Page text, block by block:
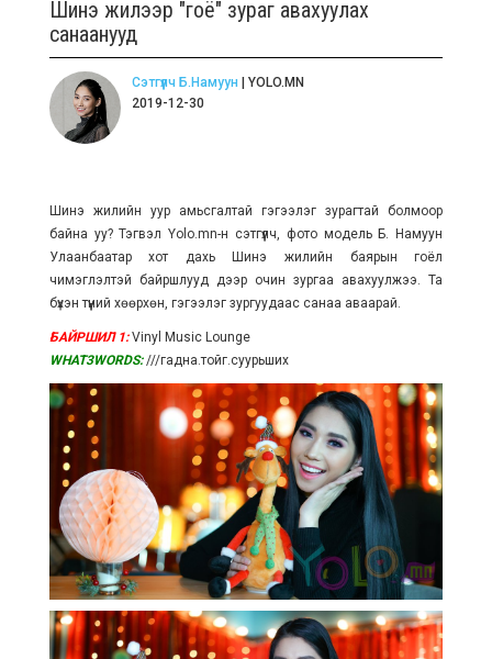
Шинэ жилээр "гоё" зураг авахуулах
санаанууд
Сэтгүүлч Б.Намуун | YOLO.MN
2019-12-30
Шинэ жилийн уур амьсгалтай гэгээлэг зурагтай болмоор
байна уу? Тэгвэл Yolo.mn-н сэтгүүлч, фото модель Б. Намуун
Улаанбаатар хот дахь Шинэ жилийн баярын гоёл
чимэглэлтэй байршлууд дээр очин зургаа авахуулжээ. Та
бүхэн түүний хөөрхөн, гэгээлэг зургуудаас санаа аваарай.
БАЙРШИЛ 1:Vinyl Music Lounge
WHAT3WORDS: ///гадна.тойг.суурьших